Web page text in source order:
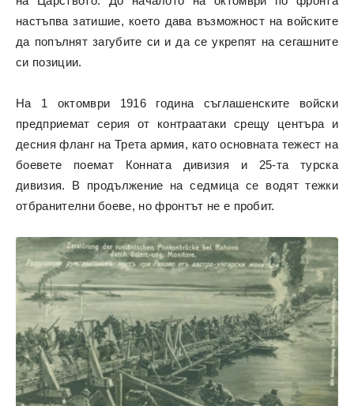
настъпва затишие, което дава възможност на войските
да попълнят загубите си и да се укрепят на сегашните
си позиции.
На 1 октомври 1916 година съглашенските войски
предприемат серия от контраатаки срещу центъра и
десния фланг на Трета армия, като основната тежест на
боевете поемат Конната дивизия и 25-та турска
дивизия. В продължение на седмица се водят тежки
отбранителни боеве, но фронтът не е пробит.